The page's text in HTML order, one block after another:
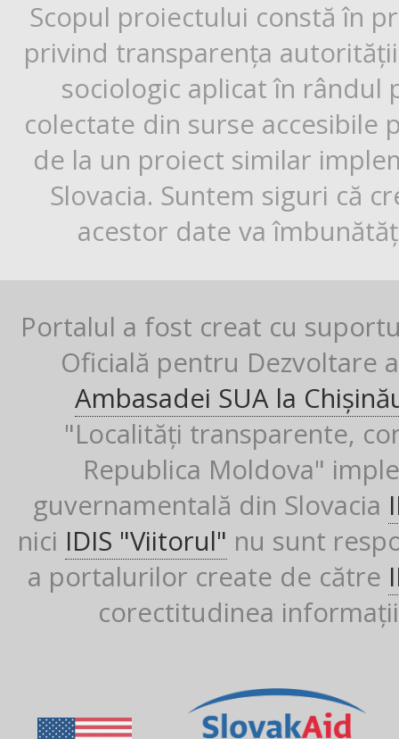
Scopul proiectului constă în
privind transparența
sociologic aplicat în rândul
colectate din surse
de la un proiect similar
Slovacia. Suntem siguri că
acestor date va
Portalul a fost creat cu
Oficială pentru Dezvoltare
Ambasadei SUA la
"Localități transparente,
Republica Moldova"
guvernamentală din Slovacia
nici IDIS "Viitorul" nu sunt
a portalurilor create de către
corectitudinea